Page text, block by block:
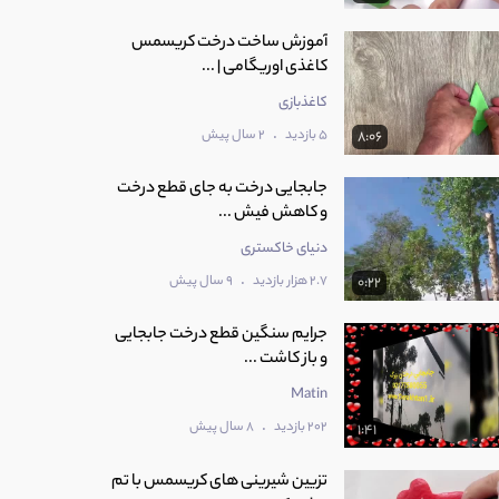
8:06
آموزش ساخت درخت کریسمس
کاغذی اوریگامی | ...
کاغذبازی
5 بازدید . 2 سال پیش
0:22
جابجایی درخت به جای قطع درخت
و کاهش فیش ...
دنیای خاکستری
2.7 هزار بازدید . 9 سال پیش
1:41
جرایم سنگین قطع درخت جابجایی
و باز کاشت ...
Matin
202 بازدید . 8 سال پیش
تزیین شیرینی های کریسمس با تم